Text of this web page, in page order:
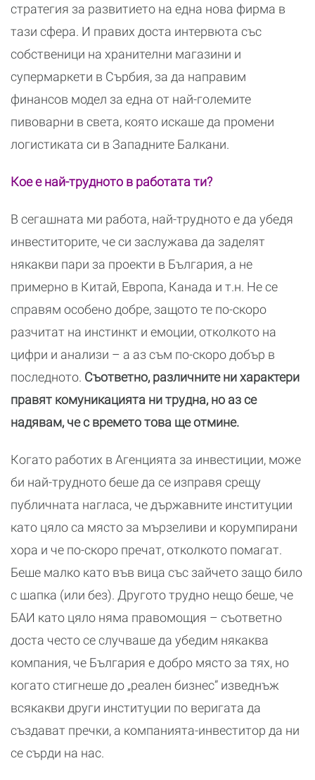
стратегия за развитието на една нова фирма в
тази сфера. И правих доста интервюта със
собственици на хранителни магазини и
супермаркети в Сърбия, за да направим
финансов модел за една от най-големите
пивоварни в света, която искаше да промени
логистиката си в Западните Балкани.
Кое е най-трудното в работата ти?
В сегашната ми работа, най-трудното е да убедя
инвеститорите, че си заслужава да заделят
някакви пари за проекти в България, а не
примерно в Китай, Европа, Канада и т.н. Не се
справям особено добре, защото те по-скоро
разчитат на инстинкт и емоции, отколкото на
цифри и анализи – а аз съм по-скоро добър в
последното. Съответно, различните ни характери
правят комуникацията ни трудна, но аз се
надявам, че с времето това ще отмине.
Когато работих в Агенцията за инвестиции, може
би най-трудното беше да се изправя срещу
публичната нагласа, че държавните институции
като цяло са място за мързеливи и корумпирани
хора и че по-скоро пречат, отколкото помагат.
Беше малко като във вица със зайчето защо било
с шапка (или без). Другото трудно нещо беше, че
БАИ като цяло няма правомощия – съответно
доста често се случваше да убедим някаква
компания, че България е добро място за тях, но
когато стигнеше до „реален бизнес” изведнъж
всякакви други институции по веригата да
създават пречки, а компанията-инвеститор да ни
се сърди на нас.